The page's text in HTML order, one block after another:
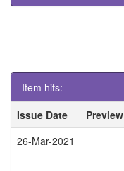
Item hits:
Issue Date
Preview
26-Mar-2021